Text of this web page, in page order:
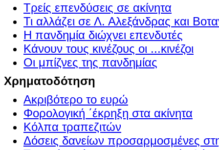
Τρείς επενδύσεις σε ακίνητα
Τι αλλάζει σε Λ. Αλεξάνδρας και
Η πανδημία διώχνει επενδυτές
Κάνουν τους κινέζους οι ...κινέζοι
Οι μπίζνες της πανδημίας
Χρηματοδότηση
Ακριβότερο το ευρώ
Φορολογική ΄έκρηξη στα ακίνητα
Κόλπα τραπεζιτών
Δόσεις δανείων προσαρμοσμένες